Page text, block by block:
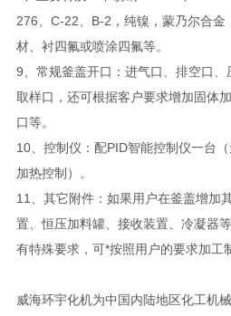
276、C-22、B-2，纯镍，蒙乃尔合
材、衬四氟或喷涂四氟等。
9、常规釜盖开口：进气口、排空口、
取样口，还可根据客户要求增加固体
口等。
10、控制仪：配PID智能控制仪一台（
加热控制）。
11、其它附件：如果用户在釜盖增加
置、恒压加料罐、接收装置、冷凝器
有特殊要求，可*按照用户的要求加工
威海环宇化机为中国内陆地区化工机